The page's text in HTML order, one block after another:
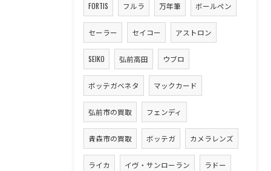
FORTIS フルラ 万年筆 ボールペン
セーラー セイコー アストロン
SEIKO 弘前高田 ウブロ
ボッテガベネタ マックカード
弘前市の買取 フェンディ
青森市の買取 ボッテガ カメラレンズ
ライカ イヴ・サンローラン ラドー